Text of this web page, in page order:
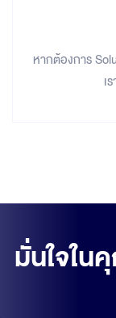
หากต้องการ
เ
มั่นใจใ